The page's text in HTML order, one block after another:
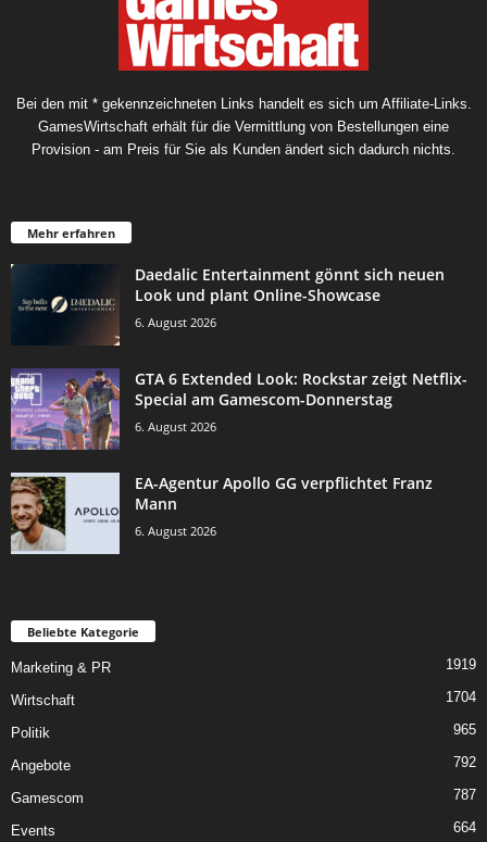
Bei den mit * gekennzeichneten Links handelt es sich um Affiliate-Links.
GamesWirtschaft erhält für die Vermittlung von Bestellungen eine
Provision - am Preis für Sie als Kunden ändert sich dadurch nichts.
Mehr erfahren
Daedalic Entertainment gönnt sich neuen
Look und plant Online-Showcase
6. August 2026
GTA 6 Extended Look: Rockstar zeigt Netflix-
Special am Gamescom-Donnerstag
6. August 2026
EA-Agentur Apollo GG verpflichtet Franz
Mann
6. August 2026
Beliebte Kategorie
Marketing & PR 1919
Wirtschaft 1704
Politik 965
Angebote 792
Gamescom 787
Events 664